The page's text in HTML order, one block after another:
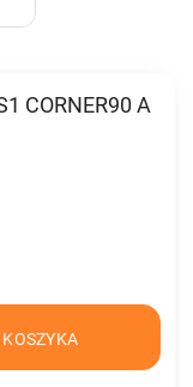
CORNER90 A